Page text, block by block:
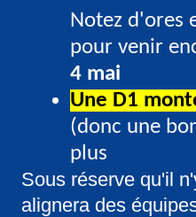
Notez d'ores
pour venir
4 mai
Une D1
(donc une
plus
Sous réserve qu'il
alignera des